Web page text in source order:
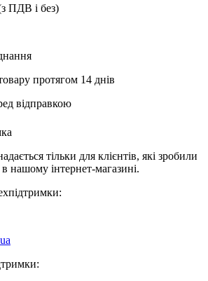
ПДВ і без)
протягом 14 днів
відправкою
тільки для клієнтів, які зробили
нашому інтернет-магазині.